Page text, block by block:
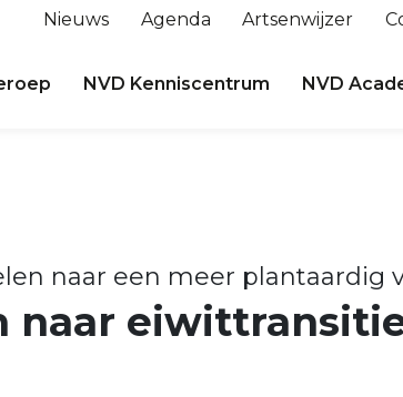
Nieuws Agenda Artsenwijzer
NVD Kenniscentrum NVD
naar een meer plantaardig
naar